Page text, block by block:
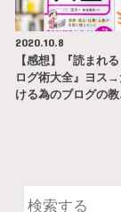
2020.10.8
【感想】『読まれ
ログ術大全』ヨス
ける為のブログの